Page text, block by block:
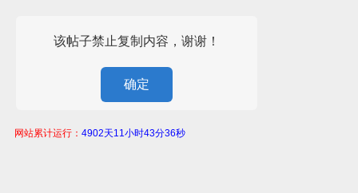
该帖子禁止复制内容，谢谢！
确定
网站累计运行： 4902天11小时43分36秒